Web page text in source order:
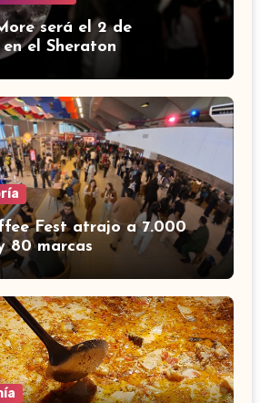
será el 2 de
el Sheraton
Fest atrajo a 7.000
80 marcas